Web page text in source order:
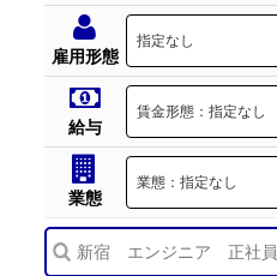
雇用形態
給与
業態